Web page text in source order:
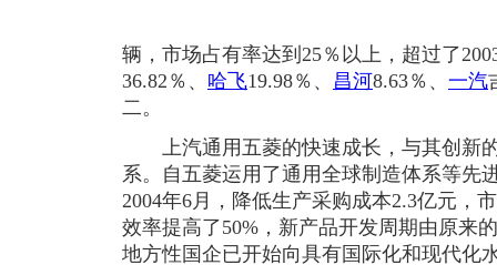
辆，市场占有率达到25％以上，超过了
36.82％、 哈飞19.98％、 昌河8.63％、 一汽
二。
上汽通用五菱的快速成长，与其创新的
系。自五菱运用了通用全球制造体系等先
2004年6月，降低生产采购成本2.3亿元，
效率提高了50%，新产品开发周期由原来
地方性国企已开始向具有国际化和现代化